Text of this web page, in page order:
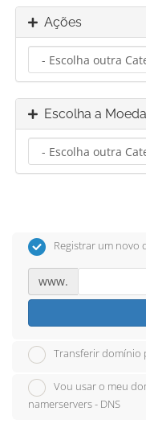
Ações
Escolha a Moeda
Registrar um novo
www.
Transferir domínio
Vou usar o meu
namerservers - DNS